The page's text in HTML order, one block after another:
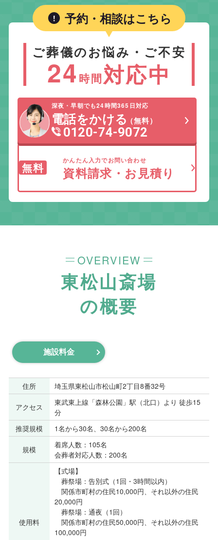
予約・相談はこちら
ご葬儀のお悩み・ご不安
24 時間対応中
深夜・早朝でも24時間365日対応
電話をかける（無料）
0120-74-9072
無料
かんたん入力でお問い合わせ
資料請求・お見積り
OVERVIEW
東松山斎場
の概要
施設料金
住所 埼玉県東松山市松山町2丁目8番32号
アクセス
東武東上線「森林公園」駅（北口）より 徒歩15
分
推奨規模
1名から30名、30名から200名
規模
着席人数：105名
会葬者対応人数：200名
使用料
【式場】
葬祭場：告別式（1回・3時間以内）
関係市町村の住民10,000円、それ以外の住民
20,000円
葬祭場：通夜（1回）
関係市町村の住民50,000円、それ以外の住民
100,000円